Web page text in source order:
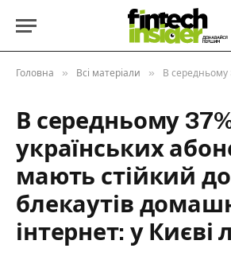
Головна » Всі матеріали » В середньому 37% українських
В середньому
українських
мають стійкий до
блекаутів
інтернет: у